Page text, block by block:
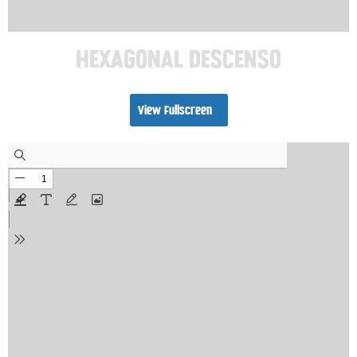
HEXAGONAL DESCENSO
View Fullscreen